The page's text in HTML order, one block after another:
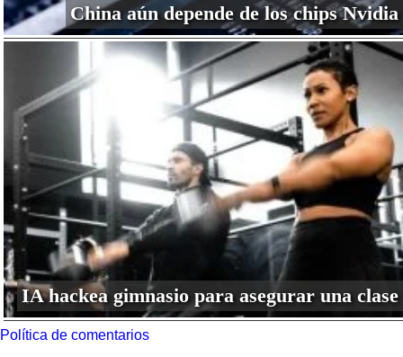
China aún depende de los chips Nvidia
IA hackea gimnasio para asegurar una clase
Política de comentarios